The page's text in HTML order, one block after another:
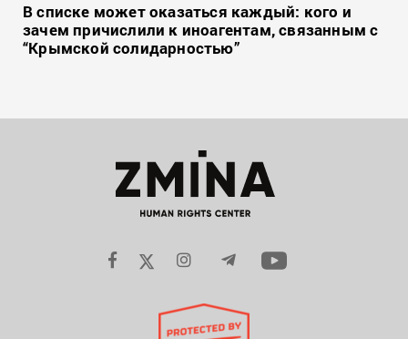
В списке может оказаться каждый: кого и
зачем причислили к иноагентам, связанным с
“Крымской солидарностью”